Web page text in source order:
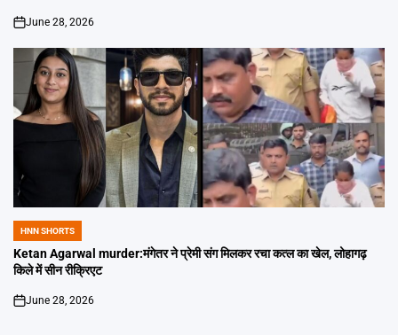
on
June 28, 2026
POSTED
IN
HNN SHORTS
Ketan Agarwal murder:मंगेतर ने प्रेमी संग मिलकर रचा कत्ल का खेल, लोहागढ़
किले में सीन रीक्रिएट
on
June 28, 2026